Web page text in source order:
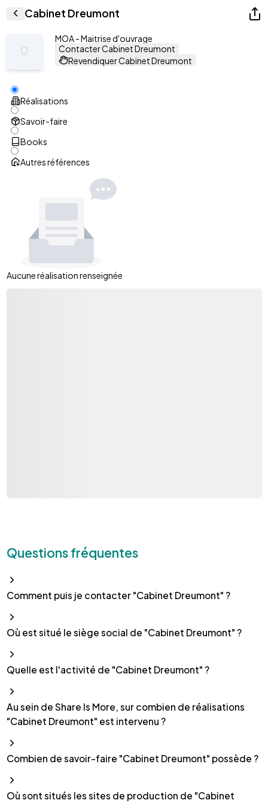
Cabinet Dreumont
MOA - Maitrise d'ouvrage
Contacter Cabinet Dreumont
Revendiquer Cabinet Dreumont
Réalisations
Savoir-faire
Books
Autres références
Aucune réalisation renseignée
Questions fréquentes
Comment puis je contacter "Cabinet Dreumont" ?
Où est situé le siège social de "Cabinet Dreumont" ?
Quelle est l'activité de "Cabinet Dreumont" ?
Au sein de Share Is More, sur combien de réalisations
"Cabinet Dreumont" est intervenu ?
Combien de savoir-faire "Cabinet Dreumont" possède ?
Où sont situés les sites de production de "Cabinet